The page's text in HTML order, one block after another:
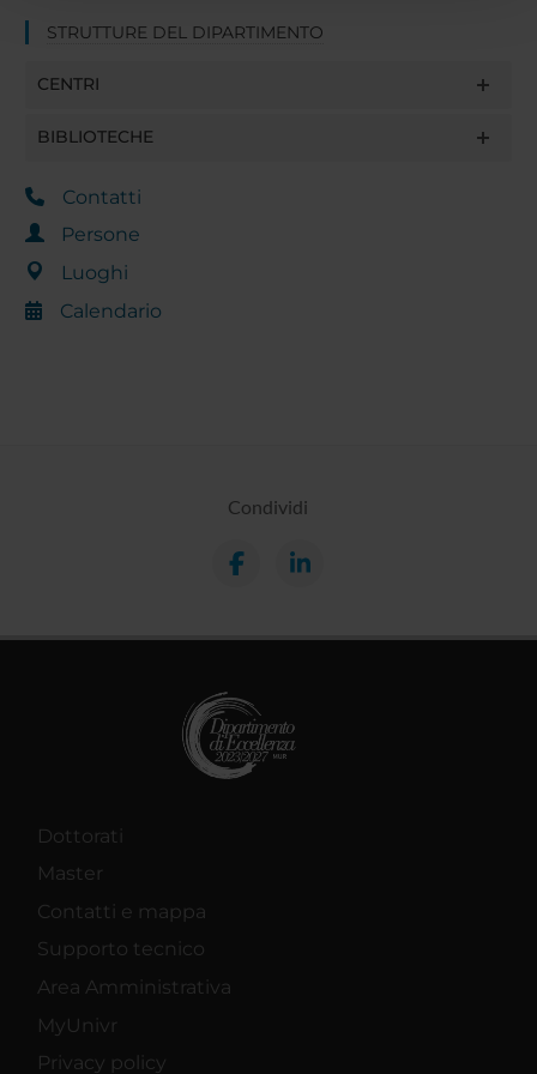
con altre informazioni che hai fornito loro o che hanno
raccolto dal tuo utilizzo dei loro servizi.
STRUTTURE DEL DIPARTIMENTO
CENTRI
BIBLIOTECHE
Contatti
Persone
Luoghi
Calendario
Condividi
Dottorati
Master
Contatti e mappa
Supporto tecnico
Area Amministrativa
MyUnivr
Privacy policy